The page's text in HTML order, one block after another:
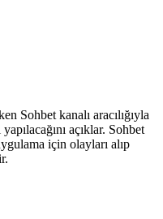
Sohbet kanalı aracılığıyla
açıklar. Sohbet
için olayları alıp